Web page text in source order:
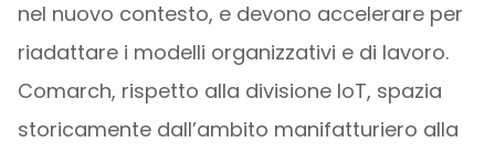
nel nuovo contesto, e devono accelerare per
riadattare i modelli organizzativi e di lavoro.
Comarch, rispetto alla divisione IoT, spazia
storicamente dall’ambito manifatturiero alla